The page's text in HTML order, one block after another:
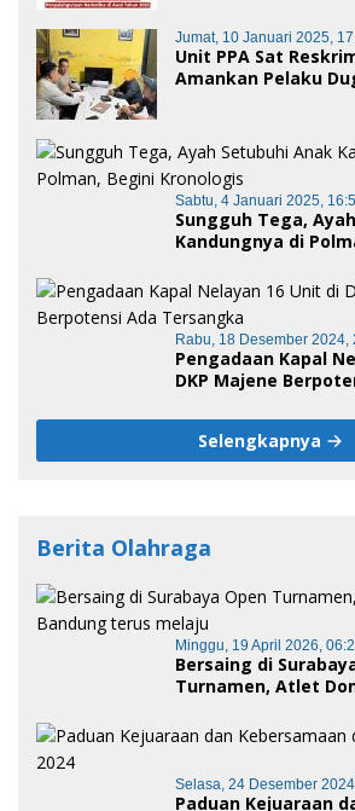
Jumat, 10 Januari 2025,
Unit PPA Sat
Amankan Pelaku
Sabtu, 4 Januari 2025,
Sungguh Tega,
Kandungnya di
Rabu, 18 Desember 2024,
Pengadaan Kapal
DKP Majene
Selengkapnya
Berita Olahraga
Minggu, 19 April 2026,
Bersaing di
Turnamen, Atlet
Selasa, 24 Desember
Paduan Kejuaraan